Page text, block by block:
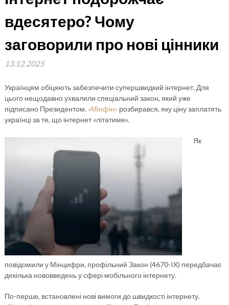
вдесятеро? Чому
заговорили про нові цінники
13.12.2025
Українцям обіцяють забезпечити супершвидкий інтернет. Для
цього нещодавно ухвалили спеціальний закон, який уже
підписано Президентом. «Мінфін» розбирався, яку ціну заплатять
українці за те, що інтернет «літатиме».
Як
повідомили у Мінцифри, профільний Закон (4670-IX) передбачає
декілька нововведень у сфері мобільного інтернету.
По-перше, встановлені нові вимоги до швидкості інтернету.